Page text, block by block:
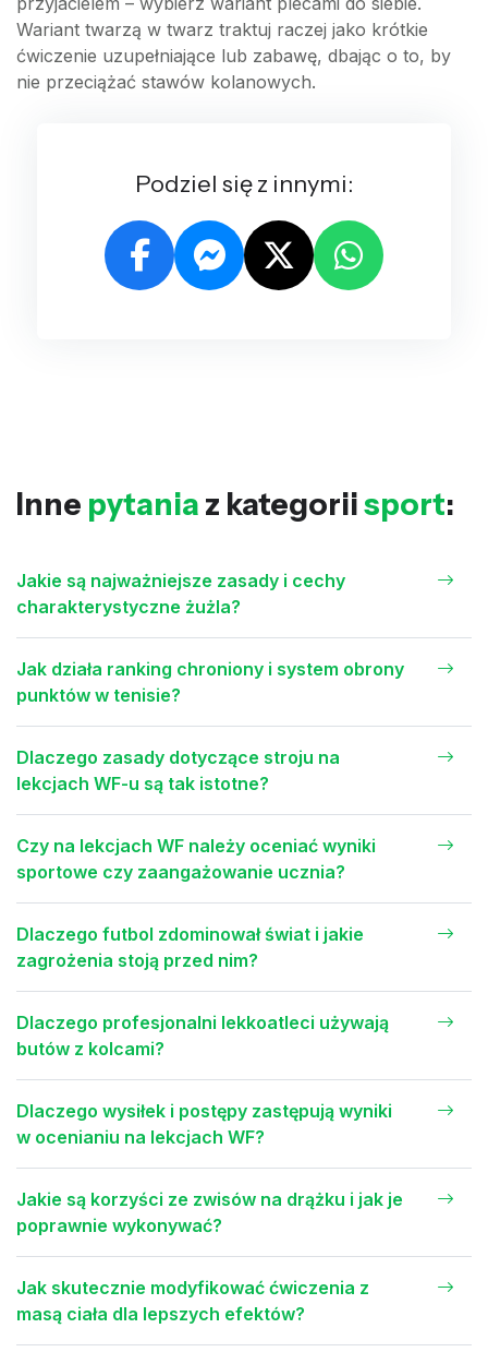
Wariant twarzą w twarz traktuj raczej jako krótkie
ćwiczenie uzupełniające lub zabawę, dbając o to, by
nie przeciążać stawów kolanowych.
Podziel się z innymi:
Inne pytania z kategoriisport:
Jakie są najważniejsze zasady i cechy
charakterystyczne żużla?
Jak działa ranking chroniony i system obrony
punktów w tenisie?
Dlaczego zasady dotyczące stroju na
lekcjach WF-u są tak istotne?
Czy na lekcjach WF należy oceniać wyniki
sportowe czy zaangażowanie ucznia?
Dlaczego futbol zdominował świat i jakie
zagrożenia stoją przed nim?
Dlaczego profesjonalni lekkoatleci używają
butów z kolcami?
Dlaczego wysiłek i postępy zastępują wyniki
w ocenianiu na lekcjach WF?
Jakie są korzyści ze zwisów na drążku i jak je
poprawnie wykonywać?
Jak skutecznie modyfikować ćwiczenia z
masą ciała dla lepszych efektów?